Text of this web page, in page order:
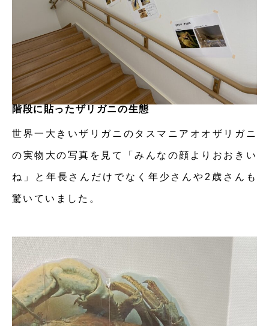
階段に貼ったザリガニの生態
世界一大きいザリガニのタスマニアオオザリガニ
の実物大の写真を見て「みんなの顔よりおおきい
ね」と年長さんだけでなく年少さんや2歳さんも
驚いていました。